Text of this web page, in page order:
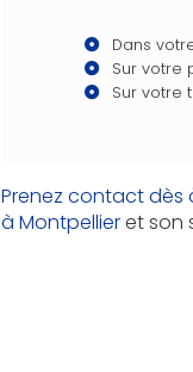
Dans
Sur votre
Sur votre
Prenez contact dès
à Montpellieret son